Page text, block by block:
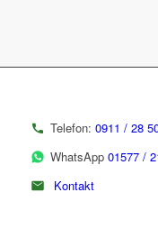
Telefon: 0911 / 28
WhatsApp 01577 /
Kontakt